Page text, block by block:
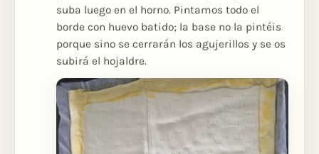
suba luego en el horno. Pintamos todo el
borde con huevo batido; la base no la pintéis
porque sino se cerrarán los agujerillos y se os
subirá el hojaldre.